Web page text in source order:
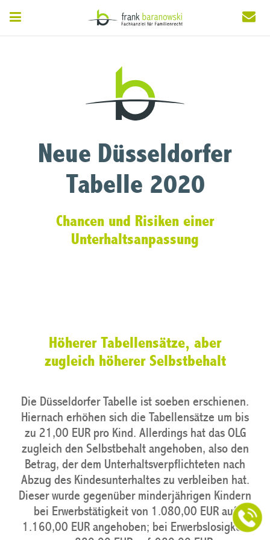
Neue Düsseldorfer
Tabelle 2020
Chancen und Risiken einer
Unterhaltsanpassung
Höherer Tabellensätze, aber
zugleich höherer Selbstbehalt
Die Düsseldorfer Tabelle ist soeben erschienen.
Hiernach erhöhen sich die Tabellensätze um bis
zu 21,00 EUR pro Kind. Allerdings hat das OLG
zugleich den Selbstbehalt angehoben, also den
Betrag, der dem Unterhaltsverpflichteten nach
Abzug des Kindesunterhaltes zu verbleiben hat.
Dieser wurde gegenüber minderjährigen Kindern
bei Erwerbstätigkeit von 1.080,00 EUR auf
1.160,00 EUR angehoben; bei Erwerbslosigkeit